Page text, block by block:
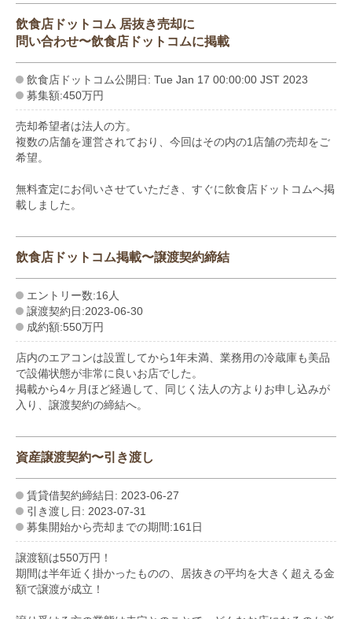
飲食店ドットコム 居抜き売却に
問い合わせ〜飲食店ドットコムに掲載
飲食店ドットコム公開日: Tue Jan 17 00:00:00 JST 2023
募集額:450万円
売却希望者は法人の方。
複数の店舗を運営されており、今回はその内の1店舗の売却をご
希望。
無料査定にお伺いさせていただき、すぐに飲食店ドットコムへ掲
載しました。
飲食店ドットコム掲載〜譲渡契約締結
エントリー数:16人
譲渡契約日:2023-06-30
成約額:550万円
店内のエアコンは設置してから1年未満、業務用の冷蔵庫も美品
で設備状態が非常に良いお店でした。
掲載から4ヶ月ほど経過して、同じく法人の方よりお申し込みが
入り、譲渡契約の締結へ。
資産譲渡契約〜引き渡し
賃貸借契約締結日: 2023-06-27
引き渡し日: 2023-07-31
募集開始から売却までの期間:161日
譲渡額は550万円！
期間は半年近く掛かったものの、居抜きの平均を大きく超える金
額で譲渡が成立！